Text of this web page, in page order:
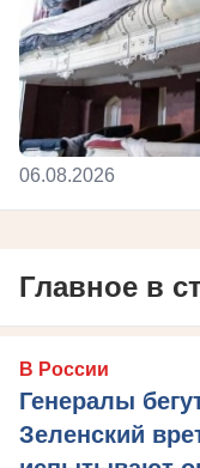
06.08.2026
Главное в
В России
Генералы
Зеленский